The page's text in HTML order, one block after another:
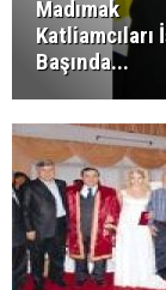
Madımak
Katliamcıları
Başında...